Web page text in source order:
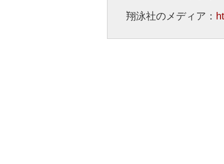
翔泳社のメディア：